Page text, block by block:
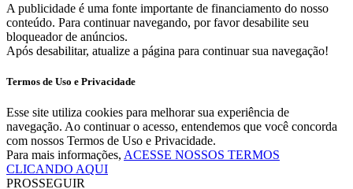
A publicidade é uma fonte importante de financiamento do nosso
conteúdo. Para continuar navegando, por favor desabilite seu
bloqueador de anúncios.
Após desabilitar, atualize a página para continuar sua navegação!
Termos de Uso e Privacidade
Esse site utiliza cookies para melhorar sua experiência de
navegação. Ao continuar o acesso, entendemos que você concorda
com nossos Termos de Uso e Privacidade.
Para mais informações, ACESSE NOSSOS TERMOS
CLICANDO AQUI
PROSSEGUIR